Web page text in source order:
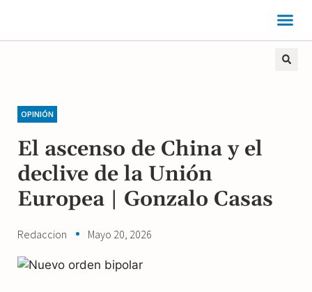
OPINIÓN
El ascenso de China y el
declive de la Unión
Europea | Gonzalo Casas
Redaccion Mayo 20, 2026